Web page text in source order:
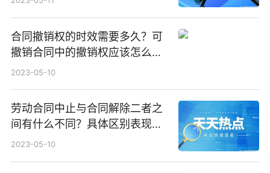
合同撤销权的时效需要多久？可
撤销合同中的撤销权应该怎么行
使？
2023-05-10
劳动合同中止与合同解除二者之
间有什么不同？具体区别表现有
哪些？
2023-05-10